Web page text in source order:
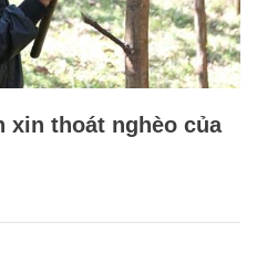
xin thoát nghèo của